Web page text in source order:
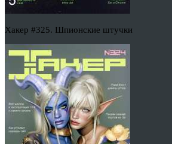
Хакер #325. Шпионские штучки